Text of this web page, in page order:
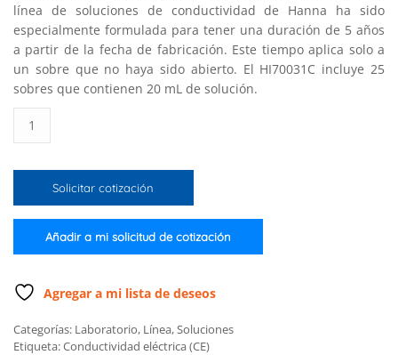
línea de soluciones de conductividad de Hanna ha sido
especialmente formulada para tener una duración de 5 años
a partir de la fecha de fabricación. Este tiempo aplica solo a
un sobre que no haya sido abierto. El HI70031C incluye 25
sobres que contienen 20 mL de solución.
estándar
conductividad
µS/cm
(25
20
cantidad
Solicitar cotización
Añadir a mi solicitud de cotización
Agregar a mi lista de deseos
Categorías: Laboratorio, Línea,Soluciones
Etiqueta:Conductividad eléctrica (CE)